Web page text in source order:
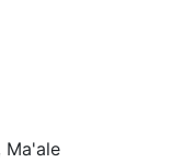
Ma'ale